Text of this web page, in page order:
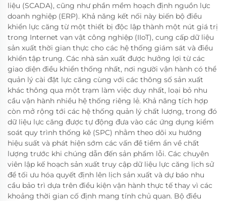
liệu (SCADA), cũng như phần mềm hoạch định nguồn lực
doanh nghiệp (ERP). Khả năng kết nối này biến bộ điều
khiển lực căng từ một thiết bị độc lập thành một nút giá trị
trong Internet vạn vật công nghiệp (IIoT), cung cấp dữ liệu
sản xuất thời gian thực cho các hệ thống giám sát và điều
khiển tập trung. Các nhà sản xuất được hưởng lợi từ các
giao diện điều khiển thống nhất, nơi người vận hành có thể
quản lý cài đặt lực căng cùng với các thông số sản xuất
khác thông qua một trạm làm việc duy nhất, loại bỏ nhu
cầu vận hành nhiều hệ thống riêng lẻ. Khả năng tích hợp
còn mở rộng tới các hệ thống quản lý chất lượng, trong đó
dữ liệu lực căng được tự động đưa vào các ứng dụng kiểm
soát quy trình thống kê (SPC) nhằm theo dõi xu hướng
hiệu suất và phát hiện sớm các vấn đề tiềm ẩn về chất
lượng trước khi chúng dẫn đến sản phẩm lỗi. Các chuyên
viên lập kế hoạch sản xuất truy cập dữ liệu lực căng lịch sử
để tối ưu hóa quyết định lên lịch sản xuất và dự báo nhu
cầu bảo trì dựa trên điều kiện vận hành thực tế thay vì các
khoảng thời gian cố định mang tính chủ quan. Bộ điều